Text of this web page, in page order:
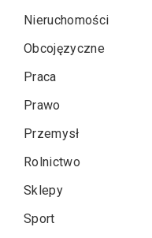
Nieruchomości
Obcojęzyczne
Praca
Prawo
Przemysł
Rolnictwo
Sklepy
Sport